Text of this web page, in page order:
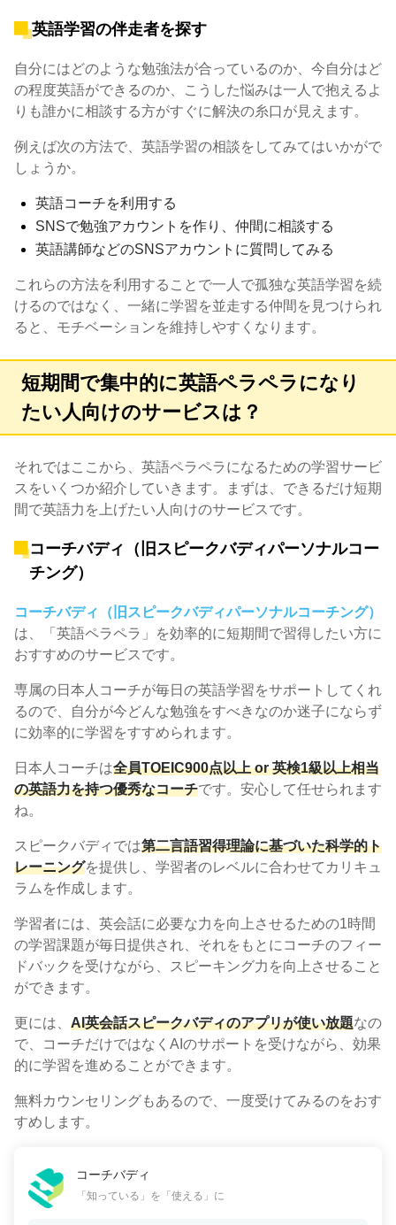
英語学習の伴走者を探す
自分にはどのような勉強法が合っているのか、今自分はど
の程度英語ができるのか、こうした悩みは一人で抱えるよ
りも誰かに相談する方がすぐに解決の糸口が見えます。
例えば次の方法で、英語学習の相談をしてみてはいかがで
しょうか。
英語コーチを利用する
SNSで勉強アカウントを作り、仲間に相談する
英語講師などのSNSアカウントに質問してみる
これらの方法を利用することで一人で孤独な英語学習を続
けるのではなく、一緒に学習を並走する仲間を見つけられ
ると、モチベーションを維持しやすくなります。
短期間で集中的に英語ペラペラになり
たい人向けのサービスは？
それではここから、英語ペラペラになるための学習サービ
スをいくつか紹介していきます。まずは、できるだけ短期
間で英語力を上げたい人向けのサービスです。
コーチバディ（旧スピークバディパーソナルコー
チング）
コーチバディ（旧スピークバディパーソナルコーチング）
は、「英語ペラペラ」を効率的に短期間で習得したい方に
おすすめのサービスです。
専属の日本人コーチが毎日の英語学習をサポートしてくれ
るので、自分が今どんな勉強をすべきなのか迷子にならず
に効率的に学習をすすめられます。
日本人コーチは全員TOEIC900点以上 or 英検1級以上相当
の英語力を持つ優秀なコーチです。安心して任せられます
ね。
スピークバディでは第二言語習得理論に基づいた科学的ト
レーニングを提供し、学習者のレベルに合わせてカリキュ
ラムを作成します。
学習者には、英会話に必要な力を向上させるための1時間
の学習課題が毎日提供され、それをもとにコーチのフィー
ドバックを受けながら、スピーキング力を向上させること
ができます。
更には、 AI英会話スピークバディのアプリが使い放題なの
で、コーチだけではなくAIのサポートを受けながら、効果
的に学習を進めることができます。
無料カウンセリングもあるので、一度受けてみるのをおす
すめします。
コーチバディ
「知っている」を「使える」に